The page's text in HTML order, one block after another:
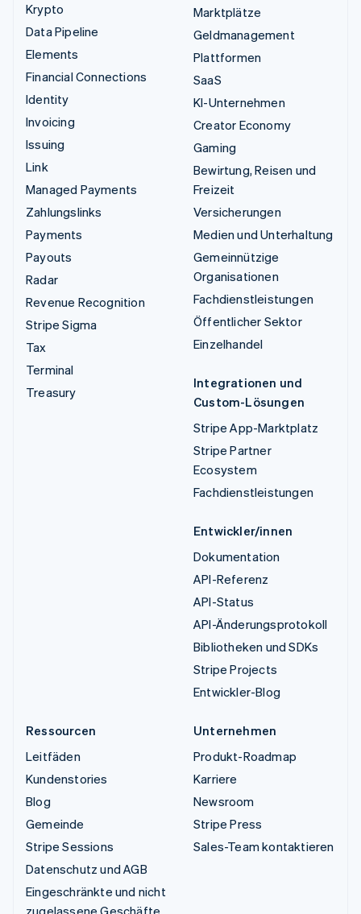
Krypto
Data Pipeline
Elements
Financial Connections
Identity
Invoicing
Issuing
Link
Managed Payments
Zahlungslinks
Payments
Payouts
Radar
Revenue Recognition
Stripe Sigma
Tax
Terminal
Treasury
Marktplätze
Geldmanagement
Plattformen
SaaS
KI-Unternehmen
Creator Economy
Gaming
Bewirtung, Reisen und
Freizeit
Versicherungen
Medien und Unterhaltung
Gemeinnützige
Organisationen
Fachdienstleistungen
Öffentlicher Sektor
Einzelhandel
Integrationen und
Custom-Lösungen
Stripe App-Marktplatz
Stripe Partner
Ecosystem
Fachdienstleistungen
Entwickler/innen
Dokumentation
API-Referenz
API-Status
API-Änderungsprotokoll
Bibliotheken und SDKs
Stripe Projects
Entwickler-Blog
Ressourcen
Leitfäden
Kundenstories
Blog
Gemeinde
Stripe Sessions
Datenschutz und AGB
Eingeschränkte und nicht
Unternehmen
Produkt-Roadmap
Karriere
Newsroom
Stripe Press
Sales-Team kontaktieren